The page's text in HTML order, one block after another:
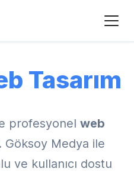
Tasarım
profesyonel web
Göksoy Medya ile
ve kullanıcı dostu